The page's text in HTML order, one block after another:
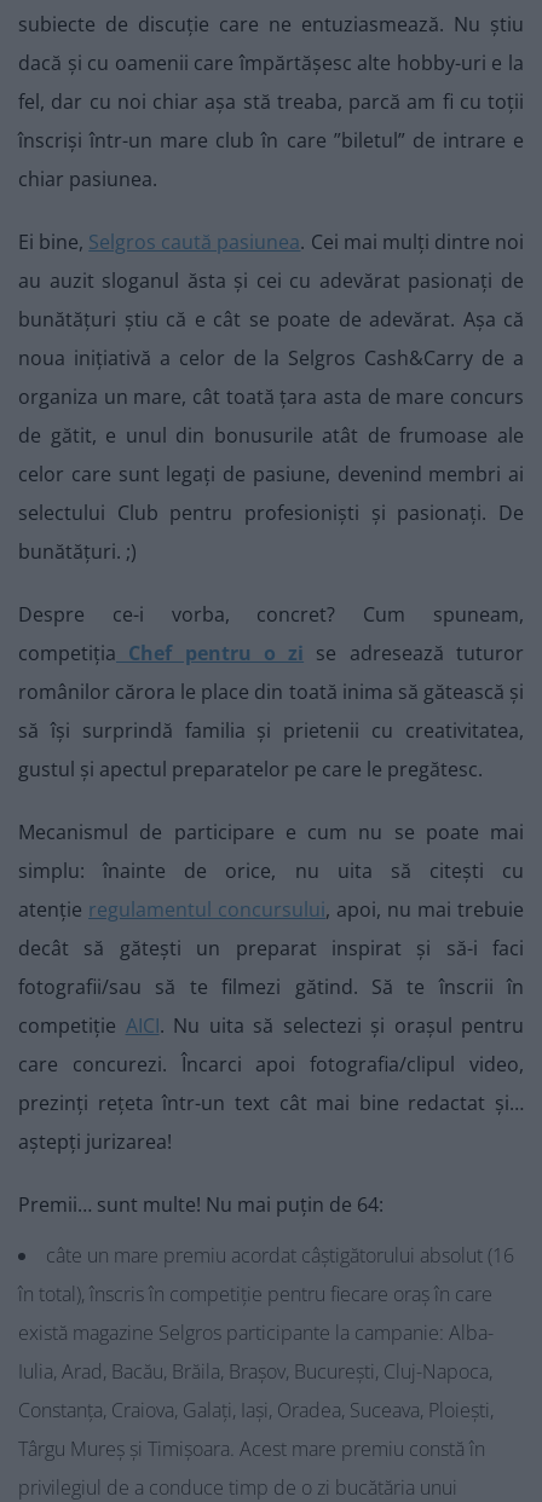
subiecte de discuție care ne entuziasmează. Nu știu
dacă și cu oamenii care împărtășesc alte hobby-uri e la
fel, dar cu noi chiar așa stă treaba, parcă am fi cu toții
înscriși într-un mare club în care ”biletul” de intrare e
chiar pasiunea.
Ei bine, Selgros caută pasiunea. Cei mai mulți dintre noi
au auzit sloganul ăsta și cei cu adevărat pasionați de
bunătățuri știu că e cât se poate de adevărat. Așa că
noua inițiativă a celor de la Selgros Cash&Carry de a
organiza un mare, cât toată țara asta de mare concurs
de gătit, e unul din bonusurile atât de frumoase ale
celor care sunt legați de pasiune, devenind membri ai
selectului Club pentru profesioniști și pasionați. De
bunătățuri. ;)
Despre ce-i vorba, concret? Cum spuneam,
competiția Chef pentru o zi se adresează tuturor
românilor cărora le place din toată inima să gătească și
să își surprindă familia și prietenii cu creativitatea,
gustul și apectul preparatelor pe care le pregătesc.
Mecanismul de participare e cum nu se poate mai
simplu: înainte de orice, nu uita să citești cu
atenție regulamentul concursului, apoi, nu mai trebuie
decât să gătești un preparat inspirat și să-i faci
fotografii/sau să te filmezi gătind. Să te înscrii în
competiție AICI. Nu uita să selectezi și orașul pentru
care concurezi. Încarci apoi fotografia/clipul video,
prezinți rețeta într-un text cât mai bine redactat și…
aștepți jurizarea!
Premii… sunt multe! Nu mai puțin de 64:
câte un mare premiu acordat câștigătorului absolut (16
în total), înscris în competiție pentru fiecare oraș în care
există magazine Selgros participante la campanie: Alba-
Iulia, Arad, Bacău, Brăila, Brașov, București, Cluj-Napoca,
Constanța, Craiova, Galați, Iași, Oradea, Suceava, Ploiești,
Târgu Mureș și Timișoara. Acest mare premiu constă în
privilegiul de a conduce timp de o zi bucătăria unui